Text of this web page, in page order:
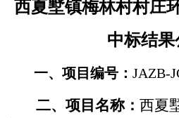
西夏墅镇梅林村村庄
中标结果
一、项目编号： JAZB-
二、项目名称： 西夏